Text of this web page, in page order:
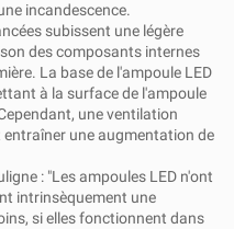
incandescence.
subissent une légère
des composants internes
La base de l'ampoule LED
à la surface de l'ampoule
une ventilation
une augmentation de
: "Les ampoules LED n'ont
intrinsèquement une
si elles fonctionnent dans